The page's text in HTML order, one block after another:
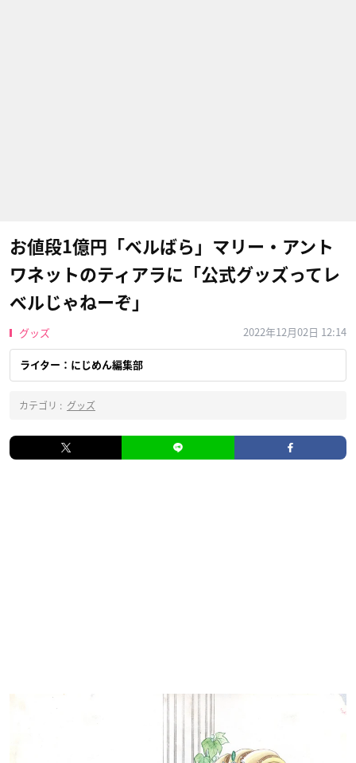
お値段1億円「ベルばら」マリー・アント
ワネットのティアラに「公式グッズってレ
ベルじゃねーぞ」
グッズ 2022年12月02日 12:14
ライター：にじめん編集部
カテゴリ : グッズ